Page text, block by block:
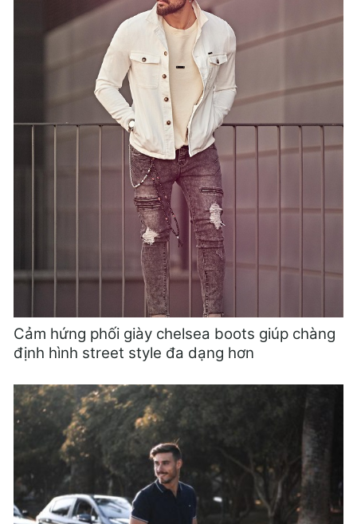
Cảm hứng phối giày chelsea boots giúp chàng
định hình street style đa dạng hơn